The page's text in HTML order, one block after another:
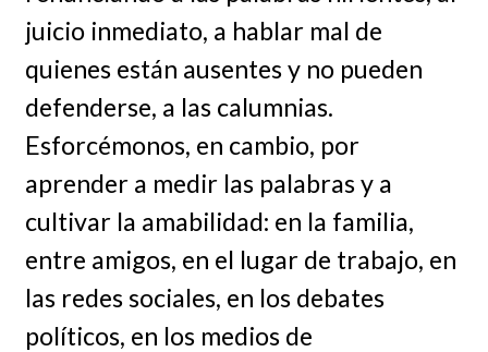
juicio inmediato, a hablar mal de
quienes están ausentes y no pueden
defenderse, a las calumnias.
Esforcémonos, en cambio, por
aprender a medir las palabras y a
cultivar la amabilidad: en la familia,
entre amigos, en el lugar de trabajo, en
las redes sociales, en los debates
políticos, en los medios de